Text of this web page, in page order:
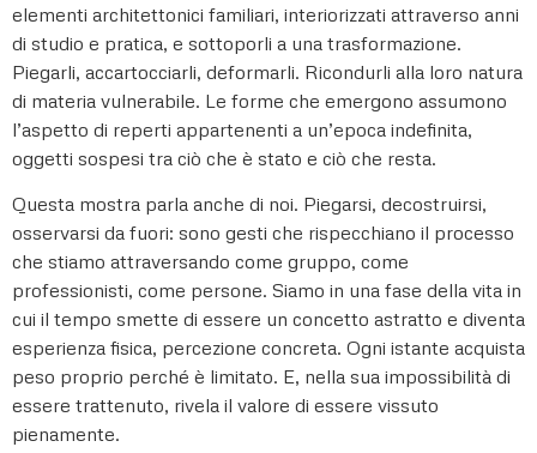
elementi architettonici familiari, interiorizzati attraverso anni
di studio e pratica, e sottoporli a una trasformazione.
Piegarli, accartocciarli, deformarli. Ricondurli alla loro natura
di materia vulnerabile. Le forme che emergono assumono
l’aspetto di reperti appartenenti a un’epoca indefinita,
oggetti sospesi tra ciò che è stato e ciò che resta.
Questa mostra parla anche di noi. Piegarsi, decostruirsi,
osservarsi da fuori: sono gesti che rispecchiano il processo
che stiamo attraversando come gruppo, come
professionisti, come persone. Siamo in una fase della vita in
cui il tempo smette di essere un concetto astratto e diventa
esperienza fisica, percezione concreta. Ogni istante acquista
peso proprio perché è limitato. E, nella sua impossibilità di
essere trattenuto, rivela il valore di essere vissuto
pienamente.